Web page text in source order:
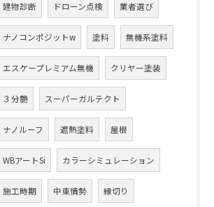
建物診断 ドローン点検 業者選び
ナノコンポジットw 塗料 無機系塗料
エスケープレミアム無機 クリヤー塗装
３分艶 スーパーガルテクト
ナノルーフ 遮熱塗料 屋根
WBアートSi カラーシミュレーション
施工時期 中東情勢 縁切り